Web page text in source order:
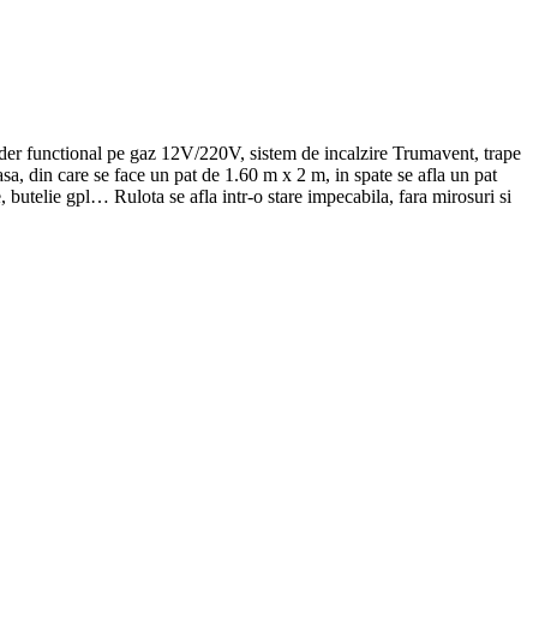
functional pe gaz 12V/220V, sistem de incalzire Trumavent, trape
din care se face un pat de 1.60 m x 2 m, in spate se afla un pat
butelie gpl… Rulota se afla intr-o stare impecabila, fara mirosuri si